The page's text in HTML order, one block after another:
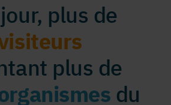
plus de
plus de
du